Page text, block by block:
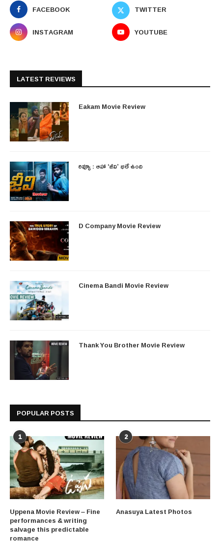
FACEBOOK
TWITTER
INSTAGRAM
YOUTUBE
LATEST REVIEWS
Eakam Movie Review
రివ్యూ : ఆహా ‘జీవి’ భలే ఉంది
D Company Movie Review
Cinema Bandi Movie Review
Thank You Brother Movie Review
POPULAR POSTS
1
Uppena Movie Review – Fine
performances & writing
salvage this predictable
romance
2
Anasuya Latest Photos